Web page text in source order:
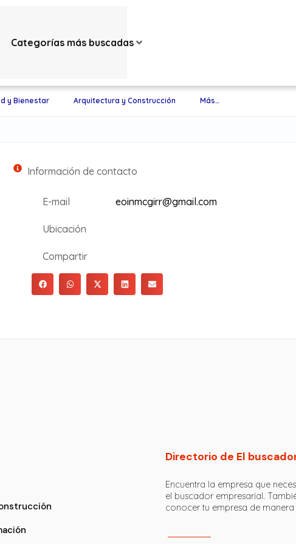
Categorías más buscadas
y Bienestar Arquitectura y Construcción Más…
Información de contacto
E-mail eoinmcgirr@gmail.com
Ubicación
Compartir
Directorio de El
Encuentra la empresa que
el buscador empresarial.
conocer tu empresa de manera